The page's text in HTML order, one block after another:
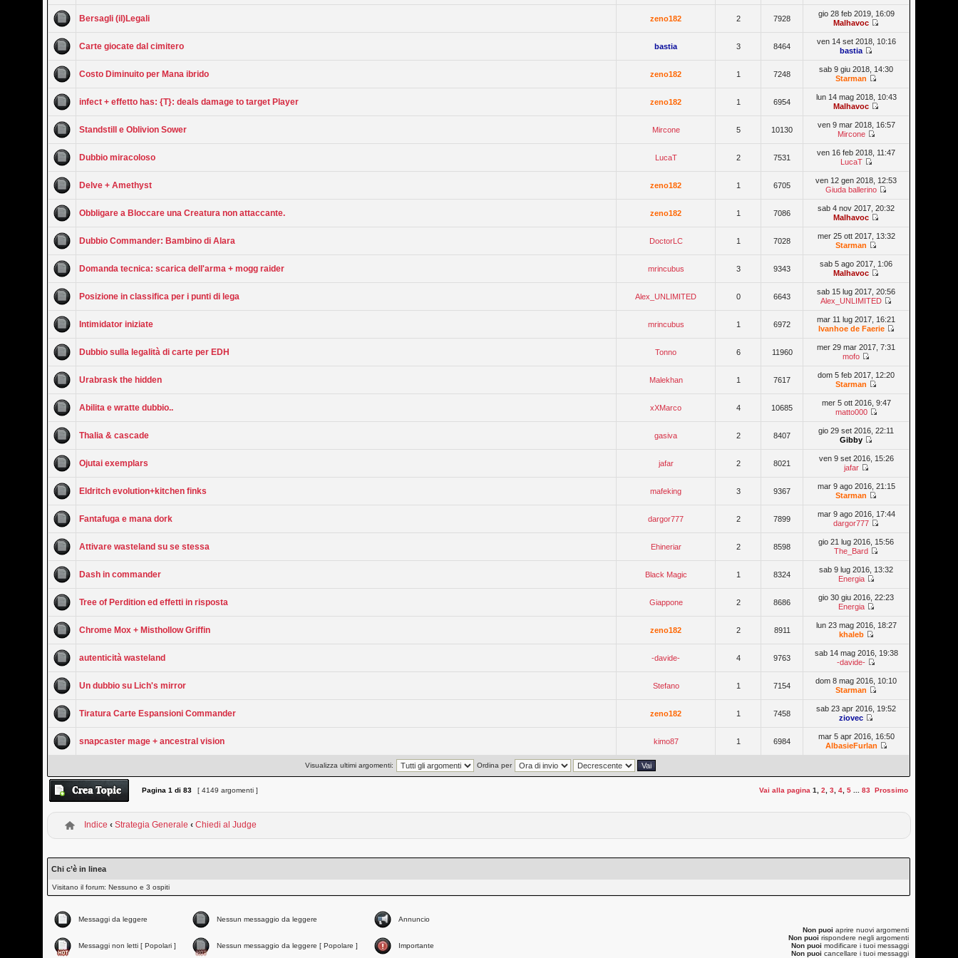
Bersagli (il)Legali zeno182 2 7928
gio 28 feb 2019, 16:09
Malhavoc
Carte giocate dal cimitero bastia 3 8464
ven 14 set 2018, 10:16
bastia
Costo Diminuito per Mana ibrido zeno182 1 7248
sab 9 giu 2018, 14:30
Starman
infect + effetto has: {T}: deals damage to target Player zeno182 1 6954
lun 14 mag 2018, 10:43
Malhavoc
Standstill e Oblivion Sower Mircone 5 10130
ven 9 mar 2018, 16:57
Mircone
Dubbio miracoloso LucaT 2 7531
ven 16 feb 2018, 11:47
LucaT
Delve + Amethyst zeno182 1 6705
ven 12 gen 2018, 12:53
Giuda ballerino
Obbligare a Bloccare una Creatura non attaccante. zeno182 1 7086
sab 4 nov 2017, 20:32
Malhavoc
Dubbio Commander: Bambino di Alara DoctorLC 1 7028
mer 25 ott 2017, 13:32
Starman
Domanda tecnica: scarica dell'arma + mogg raider mrincubus 3 9343
sab 5 ago 2017, 1:06
Malhavoc
Posizione in classifica per i punti di lega Alex_UNLIMITED 0 6643
sab 15 lug 2017, 20:56
Alex_UNLIMITED
Intimidator iniziate mrincubus 1 6972
mar 11 lug 2017, 16:21
Ivanhoe de Faerie
Dubbio sulla legalità di carte per EDH Tonno 6 11960
mer 29 mar 2017, 7:31
mofo
Urabrask the hidden Malekhan 1 7617
dom 5 feb 2017, 12:20
Starman
Abilita e wratte dubbio.. xXMarco 4 10685
mer 5 ott 2016, 9:47
matto000
Thalia & cascade gasiva 2 8407
gio 29 set 2016, 22:11
Gibby
Ojutai exemplars jafar 2 8021
ven 9 set 2016, 15:26
jafar
Eldritch evolution+kitchen finks mafeking 3 9367
mar 9 ago 2016, 21:15
Starman
Fantafuga e mana dork dargor777 2 7899
mar 9 ago 2016, 17:44
dargor777
Attivare wasteland su se stessa Ehineriar 2 8598
gio 21 lug 2016, 15:56
The_Bard
Dash in commander Black Magic 1 8324
sab 9 lug 2016, 13:32
Energia
Tree of Perdition ed effetti in risposta Giappone 2 8686
gio 30 giu 2016, 22:23
Energia
Chrome Mox + Misthollow Griffin zeno182 2 8911
lun 23 mag 2016, 18:27
khaleb
autenticità wasteland -davide- 4 9763
sab 14 mag 2016, 19:38
-davide-
Un dubbio su Lich's mirror Stefano 1 7154
dom 8 mag 2016, 10:10
Starman
Tiratura Carte Espansioni Commander zeno182 1 7458
sab 23 apr 2016, 19:52
ziovec
snapcaster mage + ancestral vision kimo87 1 6984
mar 5 apr 2016, 16:50
AlbasieFurlan
Visualizza ultimi argomenti: Ordina per
Pagina1 di83 [ 4149 argomenti ] Vai alla pagina 1 ,2 ,3 ,4 ,5 ...83 Prossimo
Indice ‹ Strategia Generale ‹ Chiedi al Judge
Chi c’è in linea
Visitano il forum: Nessuno e 3 ospiti
Messaggi da leggere Nessun messaggio da leggere Annuncio
Messaggi non letti [ Popolari ] Nessun messaggio da leggere [ Popolare ] Importante
Non puoi aprire nuovi argomenti
Non puoi rispondere negli argomenti
Non puoi modificare i tuoi messaggi
Non puoi cancellare i tuoi messaggi